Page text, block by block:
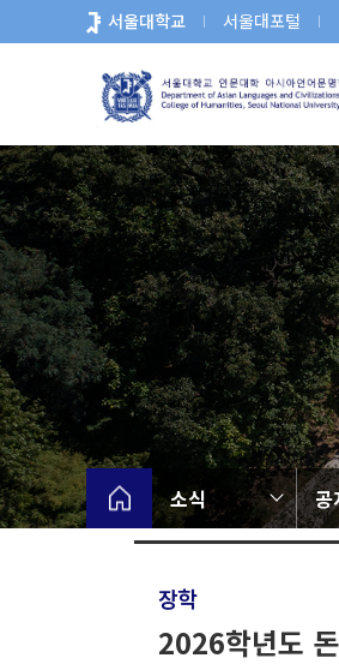
로
뉴
서울대학교 서울대포털
소식 공
장학
2026학년도